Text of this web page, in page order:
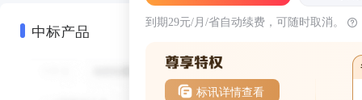
中标产品 到期29元/月/省自动续费，可随时取消。
标讯详情查看